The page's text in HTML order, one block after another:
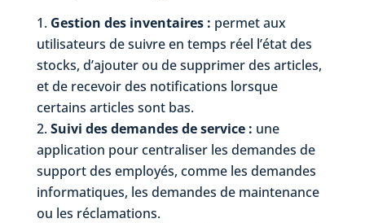
Gestion des inventaires : permet aux
utilisateurs de suivre en temps réel l’état des
stocks, d’ajouter ou de supprimer des articles,
et de recevoir des notifications lorsque
certains articles sont bas.
Suivi des demandes de service : une
application pour centraliser les demandes de
support des employés, comme les demandes
informatiques, les demandes de maintenance
ou les réclamations.